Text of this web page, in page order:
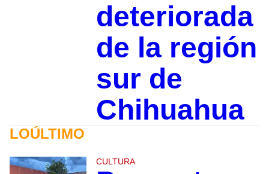
deteriorada
de la región
sur de
Chihuahua
LOÚLTIMO
CULTURA